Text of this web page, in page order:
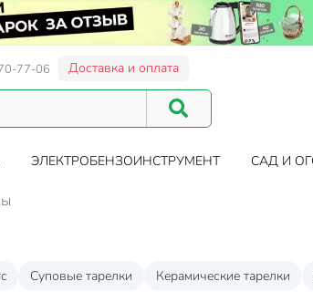
77-06 Доставка и оплата
ЭЛЕКТРОБЕНЗОИНСТРУМЕНТ САД И
Суповые тарелки Керамические тарелки